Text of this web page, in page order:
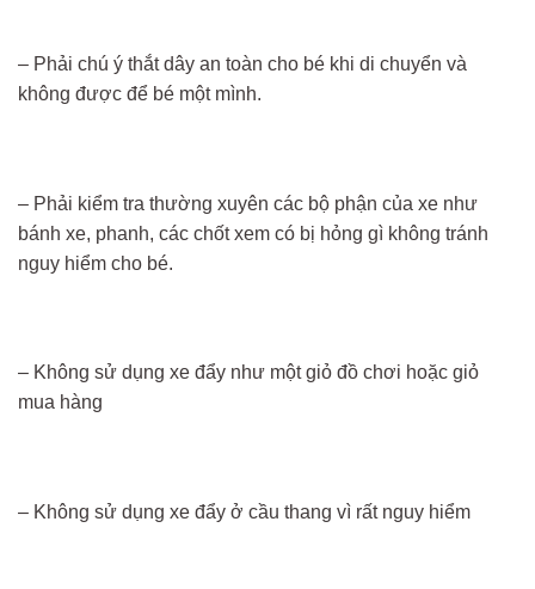
– Phải chú ý thắt dây an toàn cho bé khi di chuyển và
không được để bé một mình.
– Phải kiểm tra thường xuyên các bộ phận của xe như
bánh xe, phanh, các chốt xem có bị hỏng gì không tránh
nguy hiểm cho bé.
– Không sử dụng xe đẩy như một giỏ đồ chơi hoặc giỏ
mua hàng
– Không sử dụng xe đẩy ở cầu thang vì rất nguy hiểm